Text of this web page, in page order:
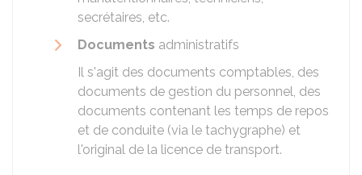
secrétaires, etc.
Documents administratifs
Il s'agit des documents comptables, des
documents de gestion du personnel, des
documents contenant les temps de repos
et de conduite (via le tachygraphe) et
l'original de la licence de transport.